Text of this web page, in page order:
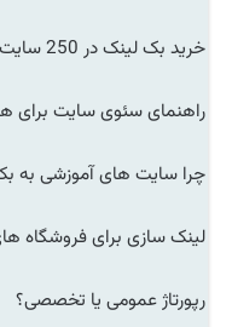
خرید بک لینک در 250 سایت چه مزایایی دارد؟
راهنمای سئوی سایت
چرا سایت های آموزشی به
لینک سازی برای فروشگاه
رپورتاژ عمومی یا تخصصی؟